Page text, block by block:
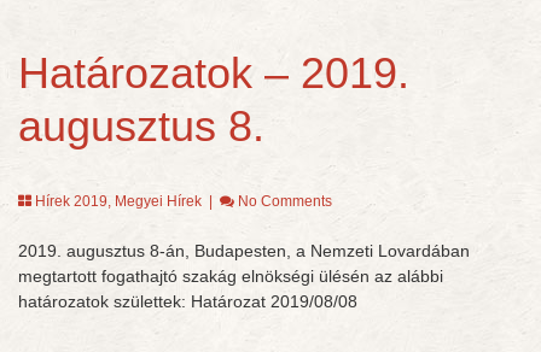
Határozatok – 2019.
augusztus 8.
Hírek 2019, Megyei Hírek No Comments
2019. augusztus 8-án, Budapesten, a Nemzeti Lovardában
megtartott fogathajtó szakág elnökségi ülésén az alábbi
határozatok születtek: Határozat 2019/08/08